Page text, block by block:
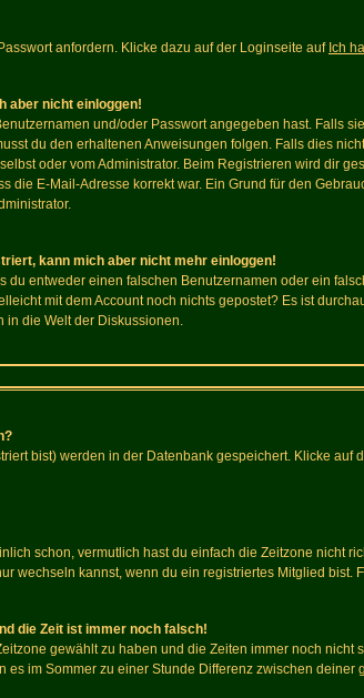
anfordern. Klicke dazu auf der Loginseite auf Ich
aber nicht einloggen!
und/oder Passwort angegeben hast. Falls
du den erhaltenen Anweisungen folgen. Falls dies
oder vom Administrator. Beim Registrieren wird dir
die E-Mail-Adresse korrekt war. Ein Grund für den
kann mich aber nicht mehr einloggen!
du entweder einen falschen Benutzernamen oder ein
mit dem Account noch nichts gepostet? Es ist
in die Welt der Diskussionen.
bist) werden in der Datenbank gespeichert. Klicke auf
schon, vermutlich hast du einfach die Zeitzone nicht
wechseln kannst, wenn du ein registriertes Mitglied
die Zeit ist immer noch falsch!
gewählt zu haben und die Zeiten immer noch
es im Sommer zu einer Stunde Differenz zwischen deiner